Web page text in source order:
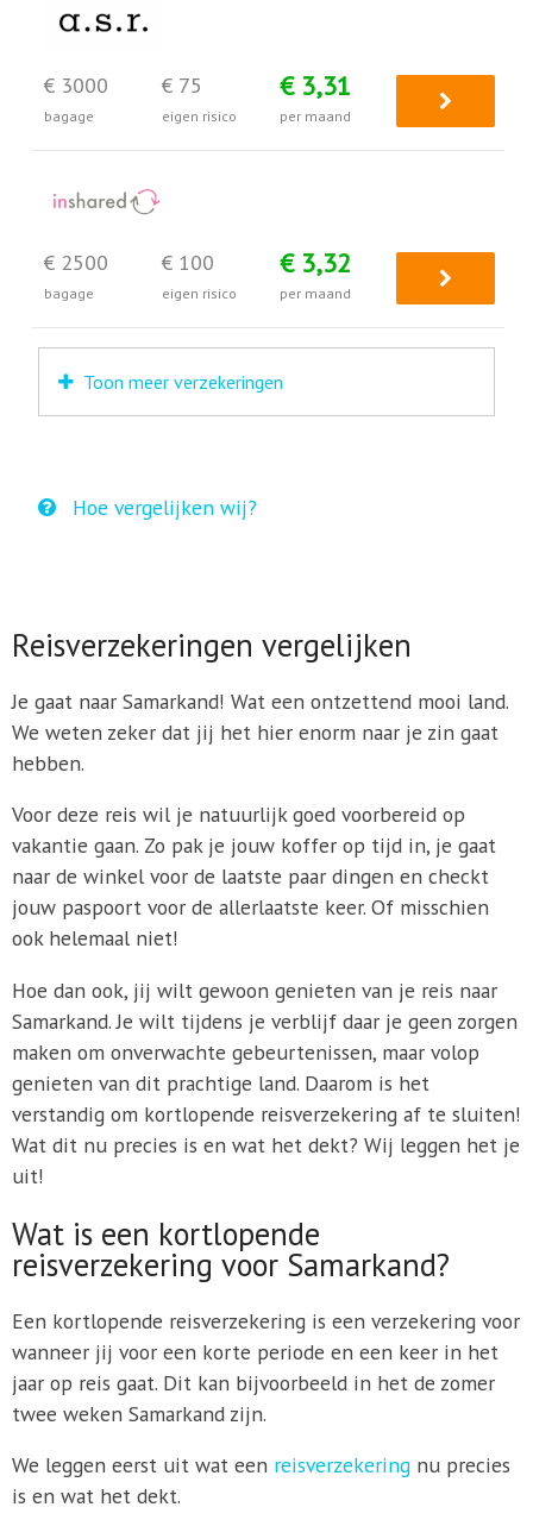
€ 3000
bagage
€ 75
eigen risico
€ 3,31
per maand
€ 2500
bagage
€ 100
eigen risico
€ 3,32
per maand
Toon meer verzekeringen
Hoe vergelijken wij?
Reisverzekeringen vergelijken
Je gaat naar Samarkand! Wat een ontzettend mooi land.
We weten zeker dat jij het hier enorm naar je zin gaat
hebben.
Voor deze reis wil je natuurlijk goed voorbereid op
vakantie gaan. Zo pak je jouw koffer op tijd in, je gaat
naar de winkel voor de laatste paar dingen en checkt
jouw paspoort voor de allerlaatste keer. Of misschien
ook helemaal niet!
Hoe dan ook, jij wilt gewoon genieten van je reis naar
Samarkand. Je wilt tijdens je verblijf daar je geen zorgen
maken om onverwachte gebeurtenissen, maar volop
genieten van dit prachtige land. Daarom is het
verstandig om kortlopende reisverzekering af te sluiten!
Wat dit nu precies is en wat het dekt? Wij leggen het je
uit!
Wat is een kortlopende
reisverzekering voor Samarkand?
Een kortlopende reisverzekering is een verzekering voor
wanneer jij voor een korte periode en een keer in het
jaar op reis gaat. Dit kan bijvoorbeeld in het de zomer
twee weken Samarkand zijn.
We leggen eerst uit wat een reisverzekeringnu precies
is en wat het dekt.